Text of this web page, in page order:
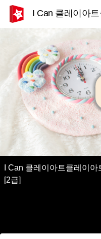
I Can 클레이아트
I Can 클레이아트클레이
[2급]